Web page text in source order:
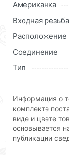
и области.
Наши
заказ и
онлайн заказа
описанием,
соответствует
купленного
обязательно).
Американка
Входная резьба
Расположение
Соединение
Тип
Информация о
комплекте
виде и цвете
основывается
публикации